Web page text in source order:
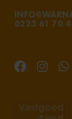
0223 61 70